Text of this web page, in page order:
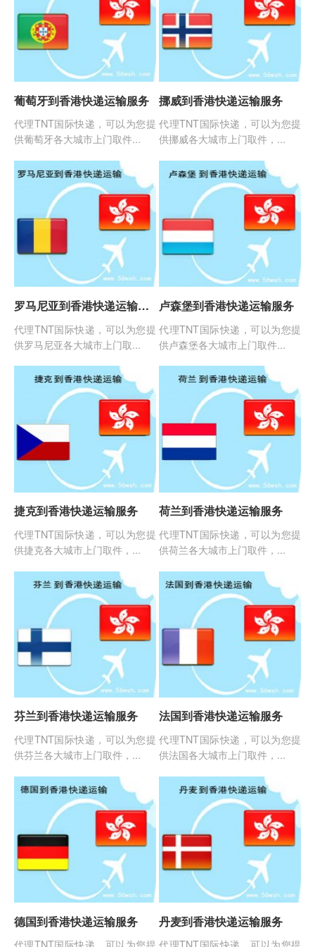
葡萄牙到香港快递运输服务
代理TNT国际快递，可以为您提
供葡萄牙各大城市上门取件...
挪威到香港快递运输服务
代理TNT国际快递，可以为您提
供挪威各大城市上门取件，...
罗马尼亚到香港快递运输服务
代理TNT国际快递，可以为您提
供罗马尼亚各大城市上门取...
卢森堡到香港快递运输服务
代理TNT国际快递，可以为您提
供卢森堡各大城市上门取件...
捷克到香港快递运输服务
代理TNT国际快递，可以为您提
供捷克各大城市上门取件，...
荷兰到香港快递运输服务
代理TNT国际快递，可以为您提
供荷兰各大城市上门取件，...
芬兰到香港快递运输服务
代理TNT国际快递，可以为您提
供芬兰各大城市上门取件，...
法国到香港快递运输服务
代理TNT国际快递，可以为您提
供法国各大城市上门取件，...
德国到香港快递运输服务 丹麦到香港快递运输服务